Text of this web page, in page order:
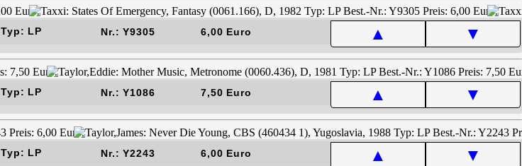
Typ: LP Nr.: Y9305 6,00 Euro ▲ ▼
Typ: LP Nr.: Y1086 7,50 Euro ▲ ▼
Typ: LP Nr.: Y2243 6,00 Euro ▲ ▼